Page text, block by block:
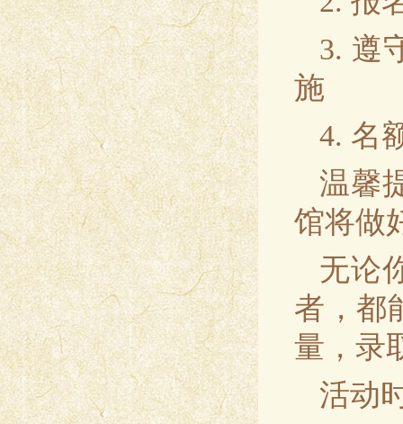
3. 遵
施
4. 名
温馨
馆将做
无论
者，都
量，录
活动